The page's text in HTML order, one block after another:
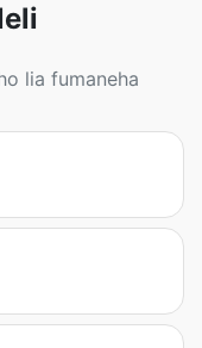
lia fumaneha